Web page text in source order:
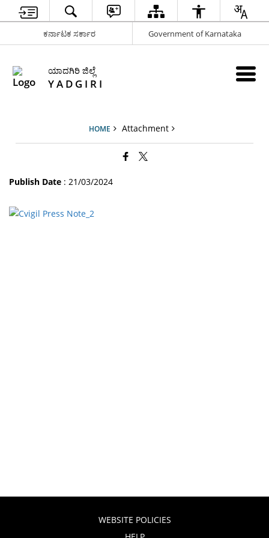
ಕರ್ನಾಟಕ ಸರ್ಕಾರ Government of Karnataka
ಯಾದಗಿರಿ ಜಿಲ್ಲೆ
Y A D G I R I
HOME Attachment
Publish Date : 21/03/2024
WEBSITE POLICIES